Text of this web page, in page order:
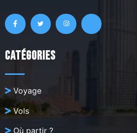
Catégories
Voyage
Vols
Où partir ?